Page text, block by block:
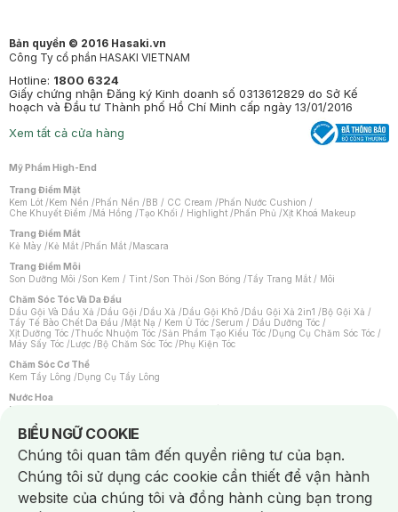
Bản quyền © 2016 Hasaki.vn
Công Ty cổ phần HASAKI VIETNAM
Hotline: 1800 6324
Giấy chứng nhận Đăng ký Kinh doanh số 0313612829 do Sở Kế
hoạch và Đầu tư Thành phố Hồ Chí Minh cấp ngày 13/01/2016
Xem tất cả cửa hàng
Mỹ Phẩm High-End
Trang Điểm Mặt
Kem Lót /Kem Nền /Phấn Nền /BB / CC Cream /Phấn Nước Cushion /
Che Khuyết Điểm /Má Hồng /Tạo Khối / Highlight /Phấn Phủ /Xịt Khoá Makeup
Trang Điểm Mắt
Kẻ Mày /Kẻ Mắt /Phấn Mắt /Mascara
Trang Điểm Môi
Son Dưỡng Môi /Son Kem / Tint /Son Thỏi /Son Bóng /Tẩy Trang Mắt / Môi
Chăm Sóc Tóc Và Da Đầu
Dầu Gội Và Dầu Xả /Dầu Gội /Dầu Xả /Dầu Gội Khô /Dầu Gội Xả 2in1 /Bộ Gội Xả /
Tẩy Tế Bào Chết Da Đầu /Mặt Nạ / Kem Ủ Tóc /Serum / Dầu Dưỡng Tóc /
Xịt Dưỡng Tóc /Thuốc Nhuộm Tóc /Sản Phẩm Tạo Kiểu Tóc /Dụng Cụ Chăm Sóc Tóc /
Máy Sấy Tóc /Lược /Bộ Chăm Sóc Tóc /Phụ Kiện Tóc
Chăm Sóc Cơ Thể
Kem Tẩy Lông /Dụng Cụ Tẩy Lông
Nước Hoa
Nước Hoa Nữ
Chăm Sóc Cá Nhân
Chống Muỗi /Khẩu Trang /Máy Massage/Mặt Nạ Xông Hơi /Nước Rửa Tay/
Sản Phẩm Chăm Sóc Khác /Bàn Chải Đánh Răng /Bàn Chải Điện/
Hỗ Trợ Trắng Răng/Kem Đánh Răng /Máy Tăm Nước/ Nước Súc Miệng/
Tăm / Chỉ Nha Khoa/ Xịt Thơm Miệng / Dung Dịch Vệ Sinh/Dưỡng Vùng Kín/
Khăn Ướt Vệ Sinh Vùng Kín/Băng Vệ Sinh/Tampon/Bọt Cạo Râu /Dao Cạo Râu/
Máy Cạo Râu
BIỂU NGỮ COOKIE
Notice about cookies usage
Chúng tôi quan tâm đến quyền riêng tư của bạn.
Chúng tôi sử dụng các cookie cần thiết để vận hành
website của chúng tôi và đồng hành cùng bạn trong